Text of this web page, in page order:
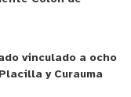
vinculado a ocho
y Curauma